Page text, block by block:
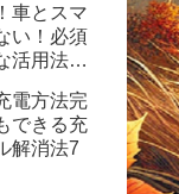
車とスマ
い！必須
活用法を
電方法完
できる充
解消法7